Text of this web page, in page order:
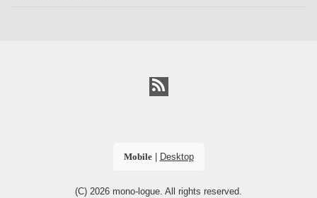
Mobile| Desktop
(C) 2026 mono-logue . All rights reserved.